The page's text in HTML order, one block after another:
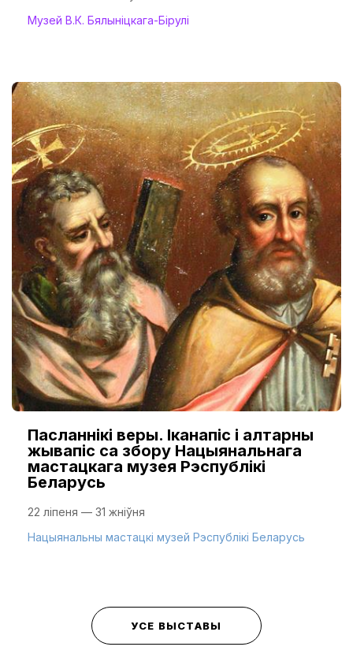
Музей В.К. Бялыніцкага-Бірулі
Пасланнікі веры. Іканапіс і алтарны
жывапіс са збору Нацыянальнага
мастацкага музея Рэспублікі
Беларусь
22 ліпеня — 31 жніўня
Нацыянальны мастацкі музей Рэспублікі Беларусь
УСЕ ВЫСТАВЫ